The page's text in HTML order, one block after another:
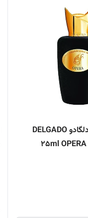
ادکلن مینیاتوری دلگادو DELGADO